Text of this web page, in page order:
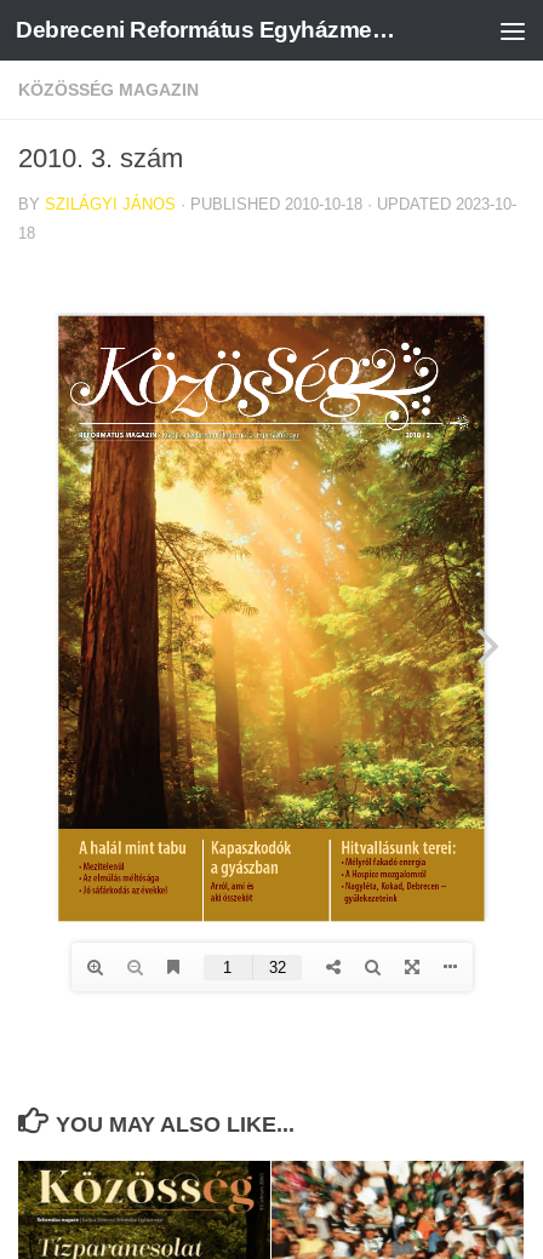
Skip to content Debreceni Református Egyházmegye
KÖZÖSSÉG MAGAZIN
2010. 3. szám
BY SZILÁGYI JÁNOS · PUBLISHED 2010-10-18 · UPDATED 2023-10-
18
YOU MAY ALSO LIKE...